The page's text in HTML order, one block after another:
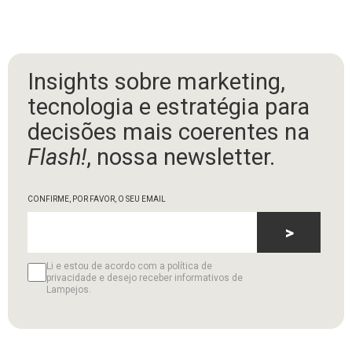
Insights sobre marketing,
tecnologia e estratégia para
decisões mais coerentes na
Flash!, nossa newsletter.
CONFIRME, POR FAVOR, O SEU EMAIL
Li e estou de acordo com a política de
privacidade e desejo receber informativos de
Lampejos.
>